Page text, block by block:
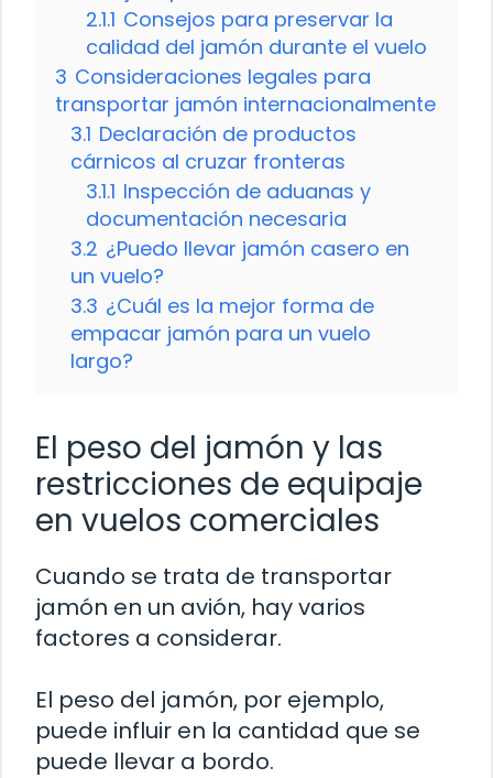
2.1.1 Consejos para preservar la
calidad del jamón durante el vuelo
3 Consideraciones legales para
transportar jamón internacionalmente
3.1 Declaración de productos
cárnicos al cruzar fronteras
3.1.1 Inspección de aduanas y
documentación necesaria
3.2 ¿Puedo llevar jamón casero en
un vuelo?
3.3 ¿Cuál es la mejor forma de
empacar jamón para un vuelo
largo?
El peso del jamón y las
restricciones de equipaje
en vuelos comerciales
Cuando se trata de transportar
jamón en un avión, hay varios
factores a considerar.
El peso del jamón, por ejemplo,
puede influir en la cantidad que se
puede llevar a bordo.